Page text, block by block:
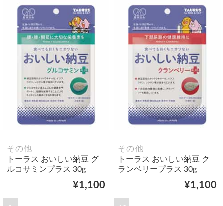
その他
トーラス おいしい納豆 グ
ルコサミンプラス 30g
¥1,100
その他
トーラス おいしい納豆 ク
ランベリープラス 30g
¥1,100